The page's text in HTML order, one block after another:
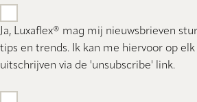
Ja, Luxaflex® mag mij nieuwsbrieven
tips en trends. Ik kan me hiervoor op
uitschrijven via de 'unsubscribe' link.